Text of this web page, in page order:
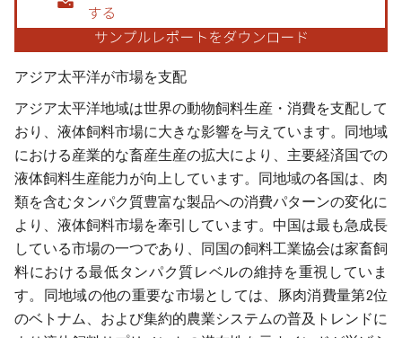
アジア太平洋が市場を支配
アジア太平洋地域は世界の動物飼料生産・消費を支配して
おり、液体飼料市場に大きな影響を与えています。同地域
における産業的な畜産生産の拡大により、主要経済国での
液体飼料生産能力が向上しています。同地域の各国は、肉
類を含むタンパク質豊富な製品への消費パターンの変化に
より、液体飼料市場を牽引しています。中国は最も急成長
している市場の一つであり、同国の飼料工業協会は家畜飼
料における最低タンパク質レベルの維持を重視していま
す。同地域の他の重要な市場としては、豚肉消費量第2位
のベトナム、および集約的農業システムの普及トレンドに